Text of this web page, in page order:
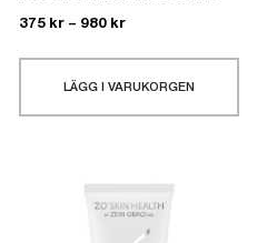
375 kr – 980 kr
LÄGG I VARUKORGEN